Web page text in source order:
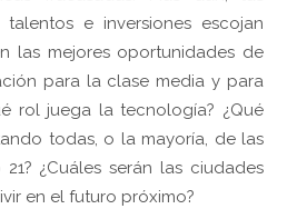
e inversiones escojan
las mejores oportunidades de
para la clase media y para
rol juega la tecnología? ¿Qué
todas, o la mayoría, de las
¿Cuáles serán las ciudades
en el futuro próximo?